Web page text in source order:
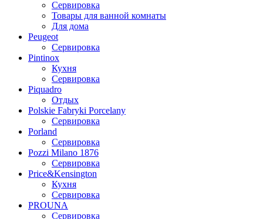
Сервировка
Товары для ванной комнаты
Для дома
Peugeot
Сервировка
Pintinox
Кухня
Сервировка
Piquadro
Отдых
Polskie Fabryki Porcelany
Сервировка
Porland
Сервировка
Pozzi Milano 1876
Сервировка
Price&Kensington
Кухня
Сервировка
PROUNA
Сервировка